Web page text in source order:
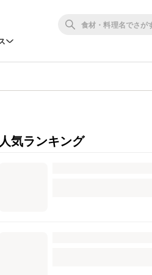
人気ランキング